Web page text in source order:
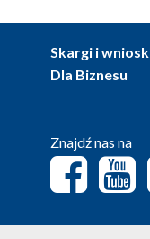
Skargi i
Dla Biznesu
Znajdź nas na